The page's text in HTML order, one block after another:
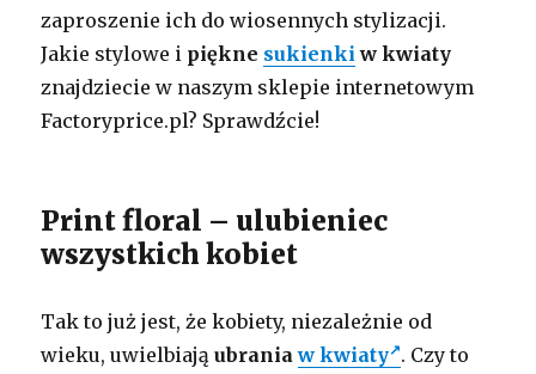
zaproszenie ich do wiosennych stylizacji.
Jakie stylowe i piękne sukienki w kwiaty
znajdziecie w naszym sklepie internetowym
Factoryprice.pl? Sprawdźcie!
Print floral – ulubieniec
wszystkich kobiet
Tak to już jest, że kobiety, niezależnie od
wieku, uwielbiają ubraniaw kwiaty . Czy to